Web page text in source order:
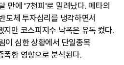
만에 '7천피'로 밀려났다. 메타의
도체 투자심리를 냉각하면서
지만 코스피지수 낙폭은 유독 컸다.
이 심한 상황에서 단일종목
폭한 영향으로 분석된다.